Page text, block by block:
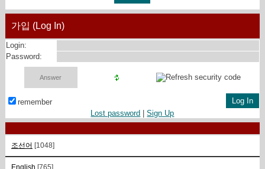
가입 (Log In)
Login:
Password:
remember
Lost password |Sign Up
조선어 [1048]
English [765]